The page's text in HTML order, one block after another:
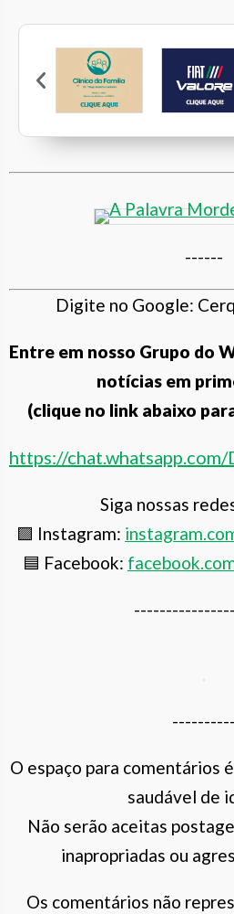
------
Digite no Google:
Entre em nosso Grupo do
notícias em
(clique no link abaixo
https://
Siga nossas
🟪 Instagram:
🟦 Facebook:
----------
O espaço para comentários
saudável de
Não serão aceitas
inapropriadas ou
Os comentários não